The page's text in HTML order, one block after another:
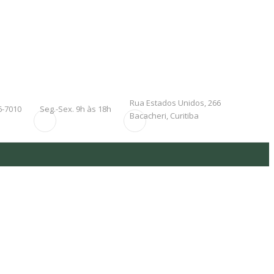
7010 Seg.-Sex. 9h às 18h
Rua Estados Unidos, 266
Bacacheri, Curitiba